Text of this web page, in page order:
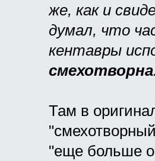
же, как и
думал, что
кентавры
смехотворна
Там в
"еще больше